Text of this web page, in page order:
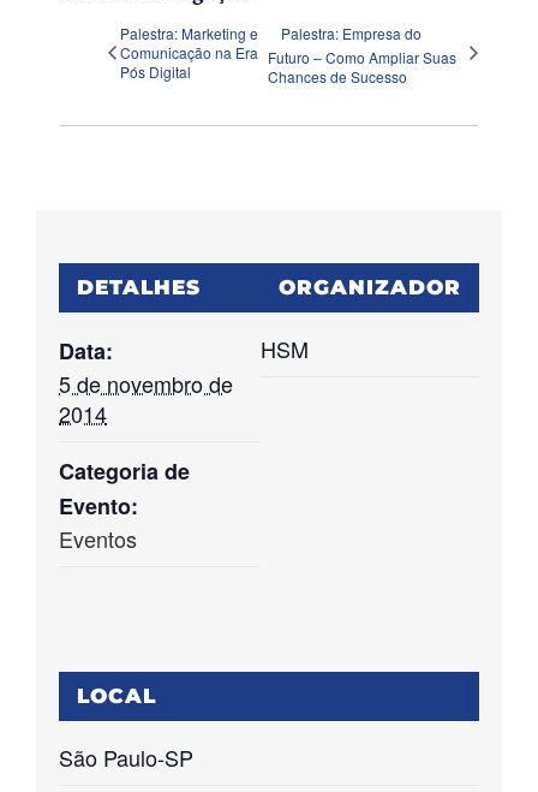
Palestra: Marketing e
Comunicação na Era
Pós Digital
Palestra: Empresa do
Futuro – Como Ampliar Suas
Chances de Sucesso
DETALHES
Data:
5 de novembro de
2014
Categoria de
Evento:
Eventos
ORGANIZADOR
HSM
LOCAL
São Paulo-SP